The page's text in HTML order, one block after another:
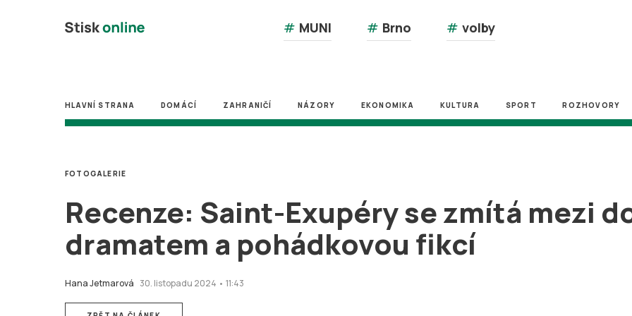
# MUNI # Brno # volby
HLAVNÍ STRANA DOMÁCÍ ZAHRANIČÍ NÁZORY EKONOMIKA KULTURA SPORT ROZHOVORY
Recenze: Saint-Exupéry se zmítá mezi
dramatem a pohádkovou fikcí
Hana Jetmarová 30. listopadu 2024 • 11:43
FOTOGALERIE